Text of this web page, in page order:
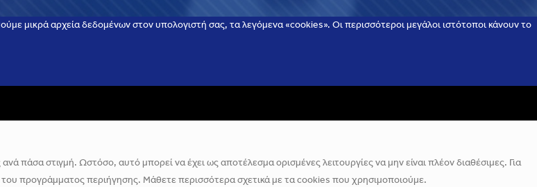
μικρά αρχεία δεδομένων στον υπολογιστή σας, τα λεγόμενα «cookies». Οι περισσότεροι μεγάλοι ιστότοποι κάνουν το
πάσα στιγμή. Ωστόσο, αυτό μπορεί να έχει ως αποτέλεσμα ορισμένες λειτουργίες να μην είναι πλέον διαθέσιμες. Για
προγράμματος περιήγησης. Μάθετε περισσότερα σχετικά με τα cookies που χρησιμοποιούμε.